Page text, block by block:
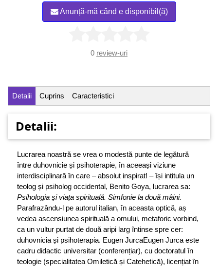
Anunță-mă când e disponibil(ă)
0 review-uri
Detalii Cuprins Caracteristici
Detalii:
Lucrarea noastră se vrea o modestă punte de legătură
între duhovnicie și psihoterapie, în aceeași viziune
interdisciplinară în care – absolut inspirat! – își intitula un
teolog și psiholog occidental, Benito Goya, lucrarea sa:
Psihologia și viața spirituală. Simfonie la două mâini.
Parafrazându-l pe autorul italian, în aceasta optică, aș
vedea ascensiunea spirituală a omului, metaforic vorbind,
ca un vultur purtat de două aripi larg întinse spre cer:
duhovnicia și psihoterapia. Eugen JurcaEugen Jurca este
cadru didactic universitar (conferențiar), cu doctoratul în
teologie (specialitatea Omiletică și Catehetică), licențiat în